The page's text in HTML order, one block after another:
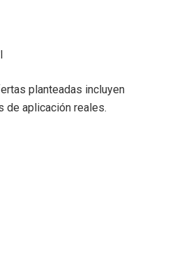
planteadas incluyen
de aplicación reales.